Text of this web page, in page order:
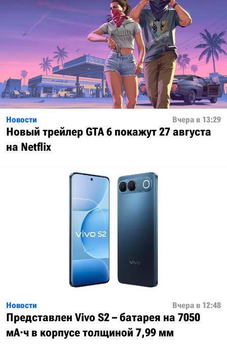
Новости Вчера в 13:29
Новый трейлер GTA 6 покажут 27 августа
на Netflix
Новости Вчера в 12:48
Представлен Vivo S2 – батарея на 7050
мА·ч в корпусе толщиной 7,99 мм